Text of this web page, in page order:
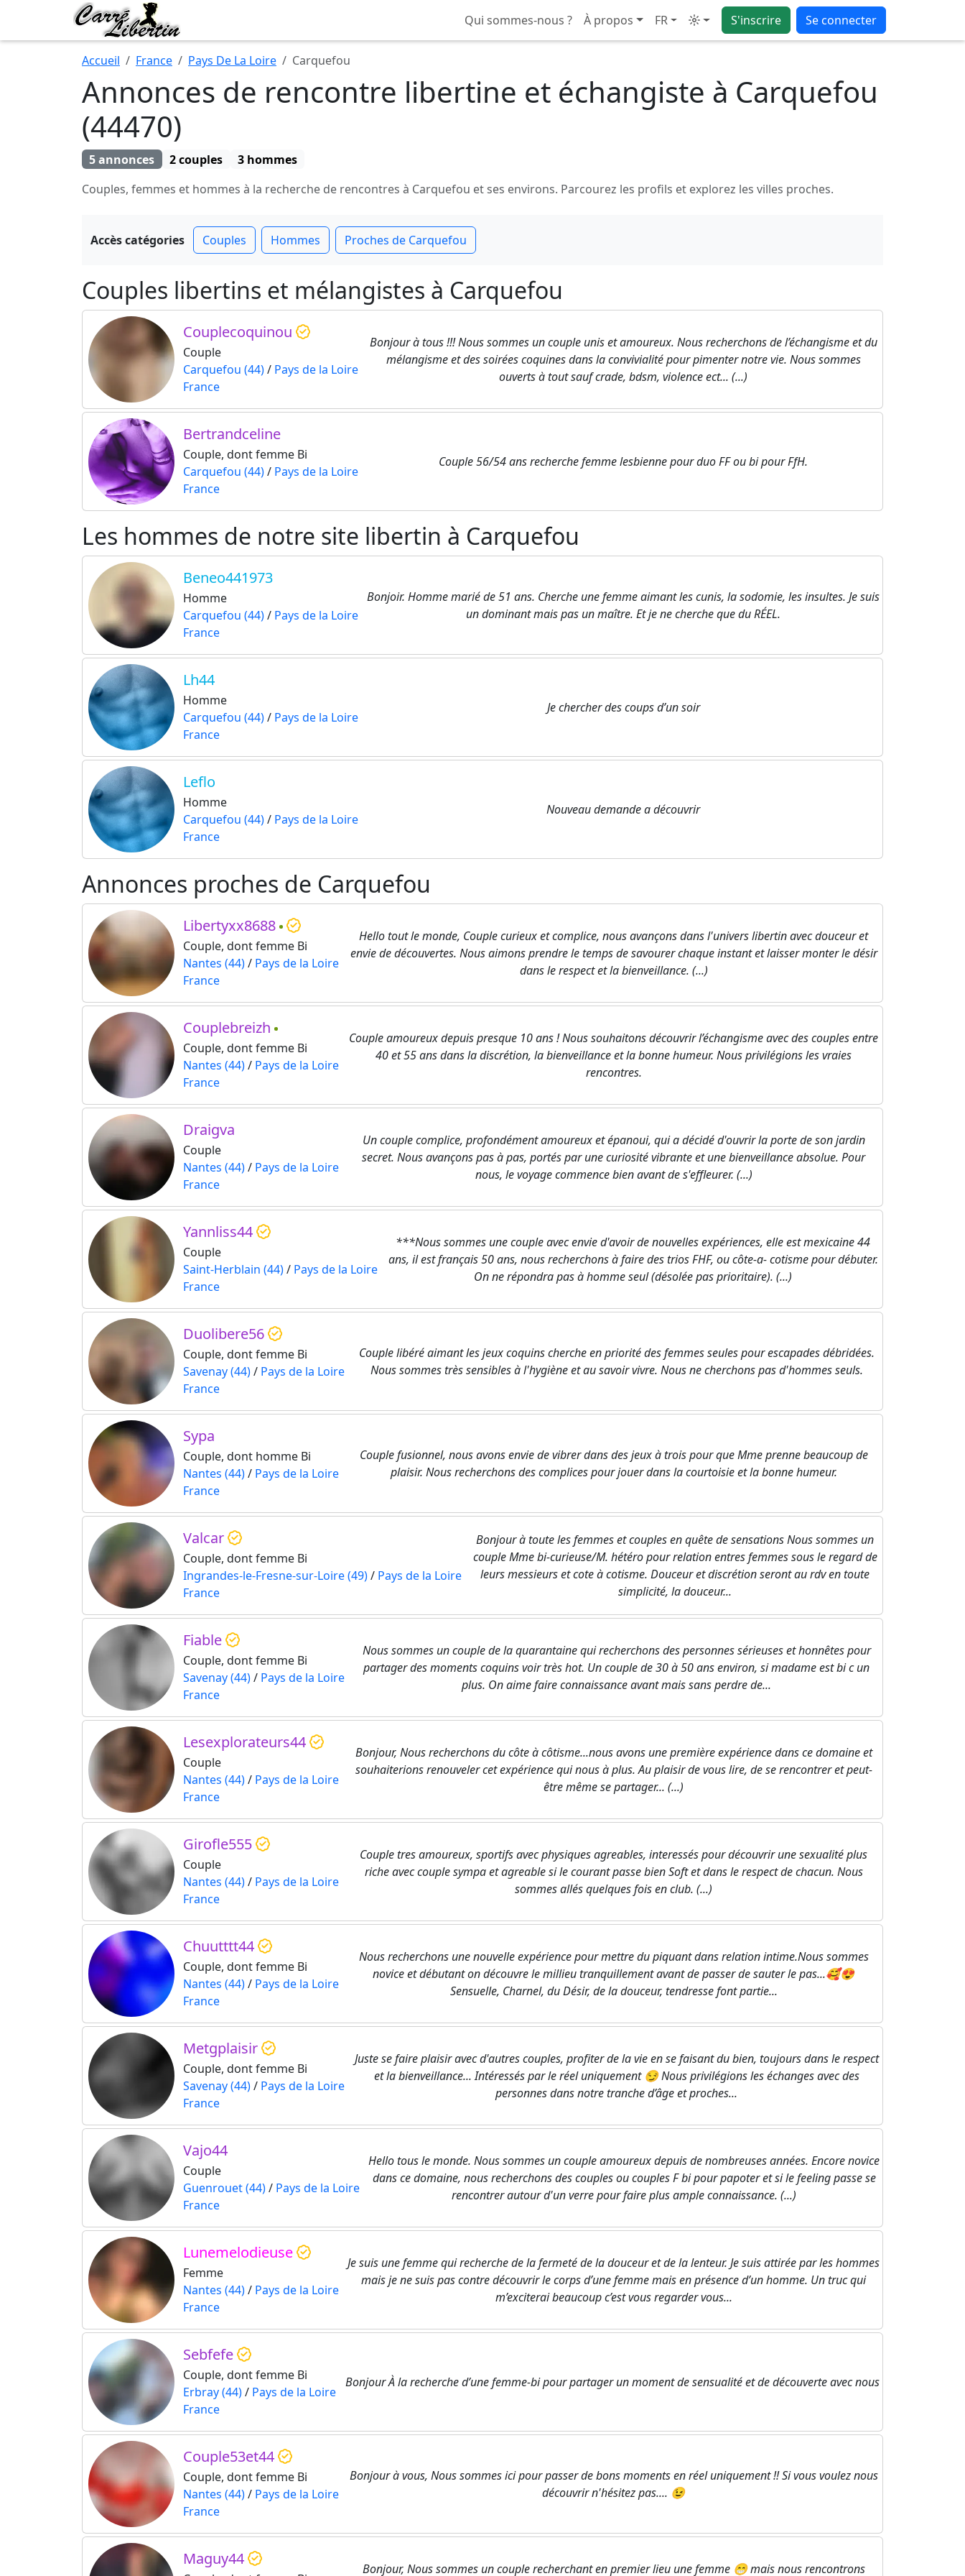
Qui sommes-nous ? À propos FR Mode S'inscrire Se connecter
Accueil France Pays De La Loire Carquefou
Annonces de rencontre libertine et échangiste à Carquefou
(44470)
5 annonces 2 couples
3 hommes
Couples, femmes et hommes à la recherche de rencontres à Carquefou et ses environs. Parcourez les profils et explorez les villes proches.
Accès catégories Couples Hommes Proches de Carquefou
Couples libertins et mélangistes à Carquefou
Couplecoquinou
Couple
Carquefou (44)/ Pays de la Loire
France
Bonjour à tous !!! Nous sommes un couple unis et amoureux. Nous recherchons de l’échangisme et du
mélangisme et des soirées coquines dans la convivialité pour pimenter notre vie. Nous sommes
ouverts à tout sauf crade, bdsm, violence ect... (...)
Bertrandceline
Couple, dont femme Bi
Carquefou (44)/ Pays de la Loire
France
Couple 56/54 ans recherche femme lesbienne pour duo FF ou bi pour FfH.
Les hommes de notre site libertin à Carquefou
Beneo441973
Homme
Carquefou (44)/ Pays de la Loire
France
Bonjoir. Homme marié de 51 ans. Cherche une femme aimant les cunis, la sodomie, les insultes. Je suis
un dominant mais pas un maître. Et je ne cherche que du RÉEL.
Lh44
Homme
Carquefou (44)/ Pays de la Loire
France
Je chercher des coups d’un soir
Leflo
Homme
Carquefou (44)/ Pays de la Loire
France
Nouveau demande a découvrir
Annonces proches de Carquefou
Libertyxx8688
Couple, dont femme Bi
Nantes (44)/ Pays de la Loire
France
Hello tout le monde, Couple curieux et complice, nous avançons dans l'univers libertin avec douceur et
envie de découvertes. Nous aimons prendre le temps de savourer chaque instant et laisser monter le désir
dans le respect et la bienveillance. (...)
Couplebreizh
Couple, dont femme Bi
Nantes (44)/ Pays de la Loire
France
Couple amoureux depuis presque 10 ans ! Nous souhaitons découvrir l’échangisme avec des couples entre
40 et 55 ans dans la discrétion, la bienveillance et la bonne humeur. Nous privilégions les vraies
rencontres.
Draigva
Couple
Nantes (44)/ Pays de la Loire
France
Un couple complice, profondément amoureux et épanoui, qui a décidé d'ouvrir la porte de son jardin
secret. Nous avançons pas à pas, portés par une curiosité vibrante et une bienveillance absolue. Pour
nous, le voyage commence bien avant de s'effleurer. (...)
Yannliss44
Couple
Saint-Herblain (44)/ Pays de la Loire
France
***Nous sommes une couple avec envie d'avoir de nouvelles expériences, elle est mexicaine 44
ans, il est français 50 ans, nous recherchons à faire des trios FHF, ou côte-a- cotisme pour débuter.
On ne répondra pas à homme seul (désolée pas prioritaire). (...)
Duolibere56
Couple, dont femme Bi
Savenay (44)/ Pays de la Loire
France
Couple libéré aimant les jeux coquins cherche en priorité des femmes seules pour escapades débridées.
Nous sommes très sensibles à l'hygiène et au savoir vivre. Nous ne cherchons pas d'hommes seuls.
Sypa
Couple, dont homme Bi
Nantes (44)/ Pays de la Loire
France
Couple fusionnel, nous avons envie de vibrer dans des jeux à trois pour que Mme prenne beaucoup de
plaisir. Nous recherchons des complices pour jouer dans la courtoisie et la bonne humeur.
Valcar
Couple, dont femme Bi
Ingrandes-le-Fresne-sur-Loire (49)/ Pays de la Loire
France
Bonjour à toute les femmes et couples en quête de sensations Nous sommes un
couple Mme bi-curieuse/M. hétéro pour relation entres femmes sous le regard de
leurs messieurs et cote à cotisme. Douceur et discrétion seront au rdv en toute
simplicité, la douceur...
Fiable
Couple, dont femme Bi
Savenay (44)/ Pays de la Loire
France
Nous sommes un couple de la quarantaine qui recherchons des personnes sérieuses et honnêtes pour
partager des moments coquins voir très hot. Un couple de 30 à 50 ans environ, si madame est bi c un
plus. On aime faire connaissance avant mais sans perdre de...
Lesexplorateurs44
Couple
Nantes (44)/ Pays de la Loire
France
Bonjour, Nous recherchons du côte à côtisme...nous avons une première expérience dans ce domaine et
souhaiterions renouveler cet expérience qui nous à plus. Au plaisir de vous lire, de se rencontrer et peut-
être même se partager... (...)
Girofle555
Couple
Nantes (44)/ Pays de la Loire
France
Couple tres amoureux, sportifs avec physiques agreables, interessés pour découvrir une sexualité plus
riche avec couple sympa et agreable si le courant passe bien Soft et dans le respect de chacun. Nous
sommes allés quelques fois en club. (...)
Chuutttt44
Couple, dont femme Bi
Nantes (44)/ Pays de la Loire
France
Nous recherchons une nouvelle expérience pour mettre du piquant dans relation intime.Nous sommes
novice et débutant on découvre le millieu tranquillement avant de passer de sauter le pas...🥰😍
Sensuelle, Charnel, du Désir, de la douceur, tendresse font partie...
Metgplaisir
Couple, dont femme Bi
Savenay (44)/ Pays de la Loire
France
Juste se faire plaisir avec d'autres couples, profiter de la vie en se faisant du bien, toujours dans le respect
et la bienveillance... Intéressés par le réel uniquement 😏 Nous privilégions les échanges avec des
personnes dans notre tranche d’âge et proches...
Vajo44
Couple
Guenrouet (44)/ Pays de la Loire
France
Hello tous le monde. Nous sommes un couple amoureux depuis de nombreuses années. Encore novice
dans ce domaine, nous recherchons des couples ou couples F bi pour papoter et si le feeling passe se
rencontrer autour d'un verre pour faire plus ample connaissance. (...)
Lunemelodieuse
Femme
Nantes (44)/ Pays de la Loire
France
Je suis une femme qui recherche de la fermeté de la douceur et de la lenteur. Je suis attirée par les hommes
mais je ne suis pas contre découvrir le corps d’une femme mais en présence d’un homme. Un truc qui
m’exciterai beaucoup c’est vous regarder vous...
Sebfefe
Couple, dont femme Bi
Erbray (44)/ Pays de la Loire
France
Bonjour À la recherche d’une femme-bi pour partager un moment de sensualité et de découverte avec nous
Couple53et44
Couple, dont femme Bi
Nantes (44)/ Pays de la Loire
France
Bonjour à vous, Nous sommes ici pour passer de bons moments en réel uniquement !! Si vous voulez nous
découvrir n'hésitez pas.... 😉
Maguy44
Bonjour, Nous sommes un couple recherchant en premier lieu une femme 😁 mais nous rencontrons